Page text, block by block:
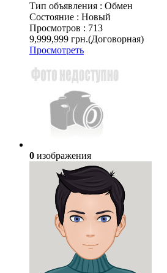
Тип объявления : Обмен
Состояние : Новый
Просмотров : 713
9,999,999 грн.(Договорная)
Просмотреть
0 изображения